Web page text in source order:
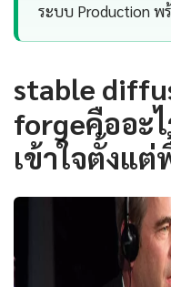
ระบบ Production พ
stable
forgeคืออะ
เข้าใจตั้งแ